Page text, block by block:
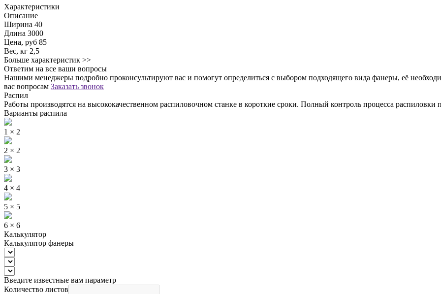
Характеристики
Описание
Ширина 40
Длина 3000
Цена, руб 85
Вес, кг 2,5
Больше характеристик >>
Ответим на все ваши вопросы
Нашими менеджеры подробно проконсультируют вас и помогут определиться с выбором подходящего вида фанеры, её
вас вопросам Заказать звонок
Распил
Работы производятся на высококачественном распиловочном станке в короткие сроки. Полный контроль процесса распиловки
Варианты распила
1 × 2
2 × 2
3 × 3
4 × 4
5 × 5
6 × 6
Калькулятор
Калькулятор фанеры
Введите известные вам параметр
Количество листов